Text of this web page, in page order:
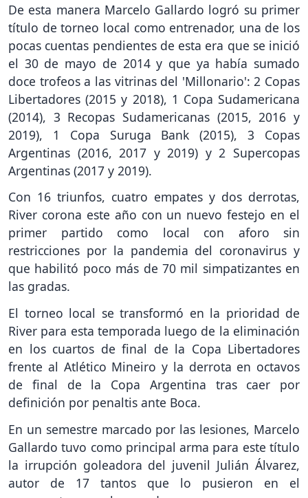
De esta manera Marcelo Gallardo logró su primer
título de torneo local como entrenador, una de los
pocas cuentas pendientes de esta era que se inició
el 30 de mayo de 2014 y que ya había sumado
doce trofeos a las vitrinas del 'Millonario': 2 Copas
Libertadores (2015 y 2018), 1 Copa Sudamericana
(2014), 3 Recopas Sudamericanas (2015, 2016 y
2019), 1 Copa Suruga Bank (2015), 3 Copas
Argentinas (2016, 2017 y 2019) y 2 Supercopas
Argentinas (2017 y 2019).
Con 16 triunfos, cuatro empates y dos derrotas,
River corona este año con un nuevo festejo en el
primer partido como local con aforo sin
restricciones por la pandemia del coronavirus y
que habilitó poco más de 70 mil simpatizantes en
las gradas.
El torneo local se transformó en la prioridad de
River para esta temporada luego de la eliminación
en los cuartos de final de la Copa Libertadores
frente al Atlético Mineiro y la derrota en octavos
de final de la Copa Argentina tras caer por
definición por penaltis ante Boca.
En un semestre marcado por las lesiones, Marcelo
Gallardo tuvo como principal arma para este título
la irrupción goleadora del juvenil Julián Álvarez,
autor de 17 tantos que lo pusieron en el